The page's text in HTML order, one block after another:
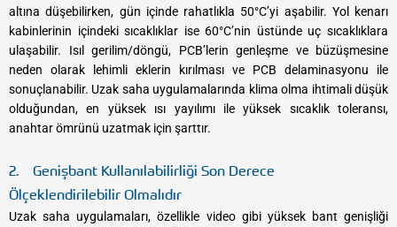
altına düşebilirken, gün içinde rahatlıkla 50°C’yi aşabilir. Yol kenarı
kabinlerinin içindeki sıcaklıklar ise 60°C’nin üstünde uç sıcaklıklara
ulaşabilir. Isıl gerilim/döngü, PCB’lerin genleşme ve büzüşmesine
neden olarak lehimli eklerin kırılması ve PCB delaminasyonu ile
sonuçlanabilir. Uzak saha uygulamalarında klima olma ihtimali düşük
olduğundan, en yüksek ısı yayılımı ile yüksek sıcaklık toleransı,
anahtar ömrünü uzatmak için şarttır.
2. Genişbant Kullanılabilirliği Son Derece
Ölçeklendirilebilir Olmalıdır
Uzak saha uygulamaları, özellikle video gibi yüksek bant genişliği